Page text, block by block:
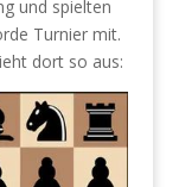
und spielten
Turnier mit.
dort so aus: